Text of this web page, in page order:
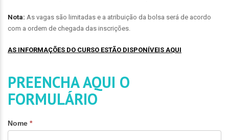
Nota: As vagas são limitadas e a atribuição da bolsa será de acordo
com a ordem de chegada das inscrições.
AS INFORMAÇÕES DO CURSO ESTÃO DISPONÍVEIS AQUI
PREENCHA AQUI O
FORMULÁRIO
Bolsa
NEDResp
Nome *